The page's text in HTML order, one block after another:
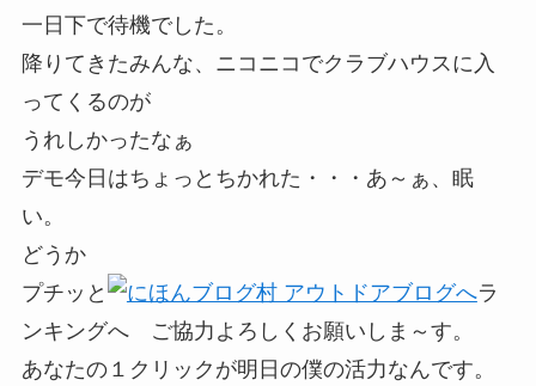
一日下で待機でした。
降りてきたみんな、ニコニコでクラブハウスに入
ってくるのが
うれしかったなぁ
デモ今日はちょっとちかれた・・・あ～ぁ、眠
い。
どうか
プチッと
ラ
ンキングへ ご協力よろしくお願いしま～す。
あなたの１クリックが明日の僕の活力なんです。